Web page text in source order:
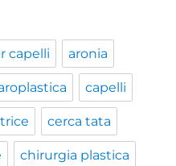
capelli aronia
capelli
cerca tata
chirurgia plastica